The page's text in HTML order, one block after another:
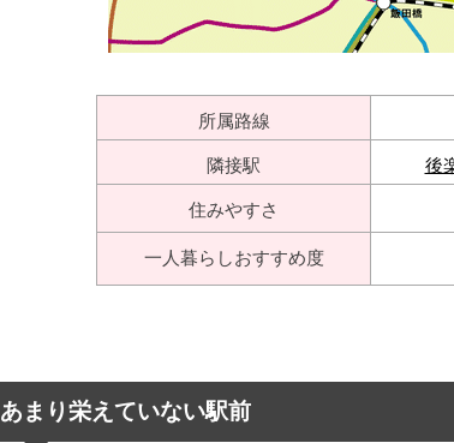
所属路線
隣接駅
後
住みやすさ
一人暮らしおすすめ度
あまり栄えていない駅前